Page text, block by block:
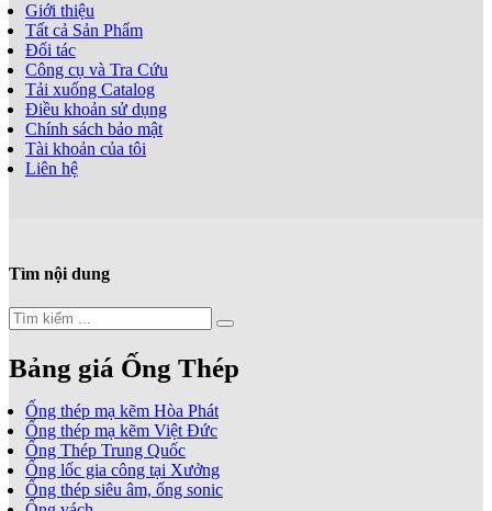
Giới thiệu
Tất cả Sản Phẩm
Đối tác
Công cụ và Tra Cứu
Tải xuống Catalog
Điều khoản sử dụng
Chính sách bảo mật
Tài khoản của tôi
Liên hệ
Tìm nội dung
Bảng giá Ống Thép
Ống thép mạ kẽm Hòa Phát
Ống thép mạ kẽm Việt Đức
Ống Thép Trung Quốc
Ống lốc gia công tại Xưởng
Ống thép siêu âm, ống sonic